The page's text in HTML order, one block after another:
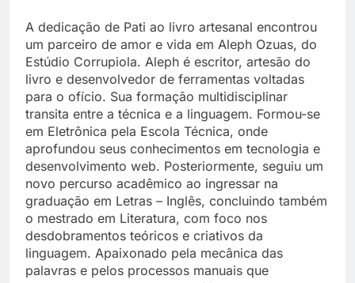
A dedicação de Pati ao livro artesanal encontrou
um parceiro de amor e vida em Aleph Ozuas, do
Estúdio Corrupiola. Aleph é escritor, artesão do
livro e desenvolvedor de ferramentas voltadas
para o ofício. Sua formação multidisciplinar
transita entre a técnica e a linguagem. Formou-se
em Eletrônica pela Escola Técnica, onde
aprofundou seus conhecimentos em tecnologia e
desenvolvimento web. Posteriormente, seguiu um
novo percurso acadêmico ao ingressar na
graduação em Letras – Inglês, concluindo também
o mestrado em Literatura, com foco nos
desdobramentos teóricos e criativos da
linguagem. Apaixonado pela mecânica das
palavras e pelos processos manuais que